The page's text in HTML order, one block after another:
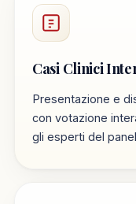
Casi Clinici
Presentazione e
con votazione
gli esperti del